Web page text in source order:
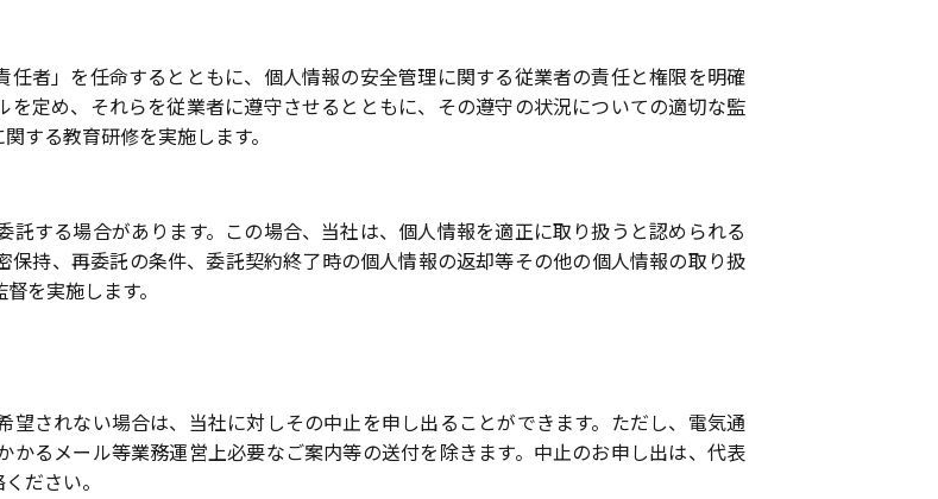
者」を任命するとともに、個人情報の安全管理に関する従業者の責任と権限を明確
定め、それらを従業者に遵守させるとともに、その遵守の状況についての適切な監
する教育研修を実施します。
する場合があります。この場合、当社は、個人情報を適正に取り扱うと認められる
持、再委託の条件、委託契約終了時の個人情報の返却等その他の個人情報の取り扱
を実施します。
されない場合は、当社に対しその中止を申し出ることができます。ただし、電気通
るメール等業務運営上必要なご案内等の送付を除きます。中止のお申し出は、代表
ださい。